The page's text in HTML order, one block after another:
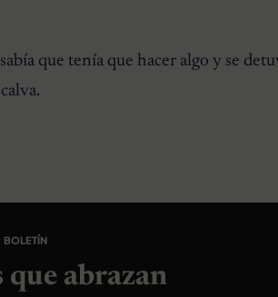
que tenía que hacer algo y se
BOLETÍN
abrazan